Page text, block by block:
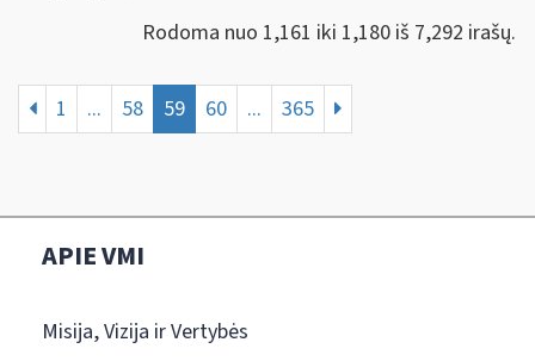
Rodoma nuo 1,161 iki 1,180 iš 7,292 irašų.
1 ... 58 59 60 ... 365
APIE VMI
Misija, Vizija ir Vertybės